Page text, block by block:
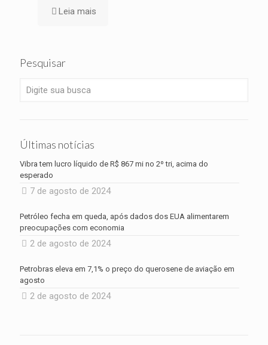
Leia mais
Pesquisar
Últimas notícias
Vibra tem lucro líquido de R$ 867 mi no 2º tri, acima do
esperado
7 de agosto de 2024
Petróleo fecha em queda, após dados dos EUA alimentarem
preocupações com economia
2 de agosto de 2024
Petrobras eleva em 7,1% o preço do querosene de aviação em
agosto
2 de agosto de 2024